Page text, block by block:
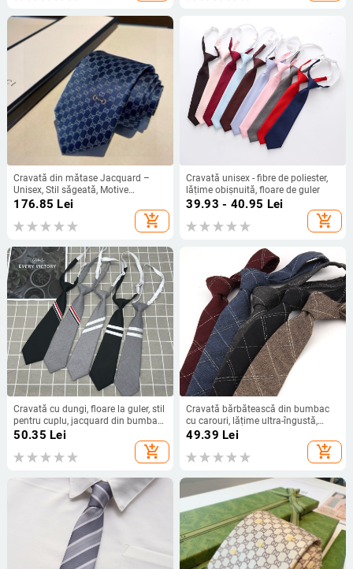
Cravată din mătase Jacquard –
Unisex, Stil săgeată, Motive
animale, Cravată formală de
176.85 Lei
add_shopping_cart
Cravată unisex - fibre de poliester,
lățime obișnuită, floare de guler
39.93 - 40.95 Lei
add_shopping_cart
Cravată cu dungi, floare la guler, stil
pentru cuplu, jacquard din bumbac
(Bumbac, Dungi, Jacquard, Floare
50.35 Lei
add_shopping_cart
Cravată bărbătească din bumbac
cu carouri, lățime ultra-îngustă,
jacquard, stil săgeată, casual lejer
49.39 Lei
add_shopping_cart